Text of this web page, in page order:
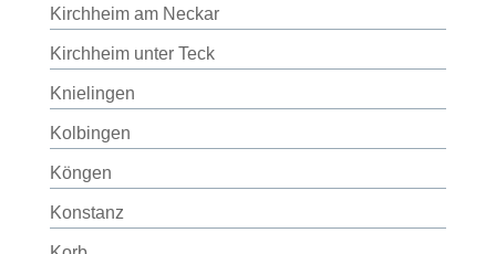
Kirchheim am Neckar
Kirchheim unter Teck
Knielingen
Kolbingen
Köngen
Konstanz